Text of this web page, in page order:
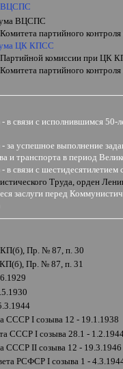
ВЦСПС
ВЦСПС
Комитета партийного
ЦК КПСС
Партийной комиссии при ЦК
Комитета партийного
- в связи с исполнившимся
- за успешное выполнение
и транспорта в период
- в связи с
Труда, орден
заслуги перед
Пр. № 87, п. 30
Пр. № 87, п. 31
СССР I созыва 12 - 19.1.1938
СССР I созыва 28.1 -
СССР II созыва 12 - 19.3.1946
РСФСР I созыва 1 -